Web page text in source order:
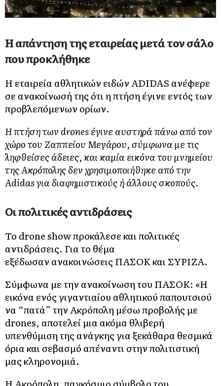
Η απάντηση της εταιρείας μετά τον σάλο
που προκλήθηκε
Η εταιρεία αθλητικών ειδών ADIDAS ανέφερε
σε ανακοίνωσή της ότι η πτήση έγινε εντός των
προβλεπόμενων ορίων.
Η πτήση των drones έγινε αυστηρά πάνω από τον
χώρο του Ζαππείου Μεγάρου, σύμφωνα με τις
ληφθείσες άδειες, και καμία εικόνα του μνημείου
της Ακρόπολης δεν χρησιμοποιήθηκε από την
Αdidas για διαφημιστικούς ή άλλους σκοπούς.
Οι πολιτικές αντιδράσεις
Το drone show προκάλεσε και πολιτικές
αντιδράσεις. Για το θέμα
εξέδωσαν ανακοινώσεις ΠΑΣΟΚ και ΣΥΡΙΖΑ.
Σύμφωνα με την ανακοίνωση του ΠΑΣΟΚ: «Η
εικόνα ενός γιγαντιαίου αθλητικού παπουτσιού
να “πατά” την Ακρόπολη μέσω προβολής με
drones, αποτελεί μια ακόμα θλιβερή
υπενθύμιση της ανάγκης για ξεκάθαρα θεσμικά
όρια και σεβασμό απέναντι στην πολιτιστική
μας κληρονομιά.